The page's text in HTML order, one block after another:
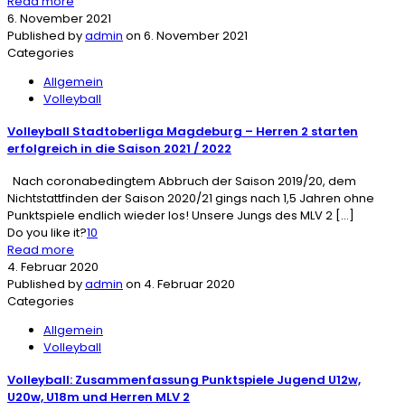
6. November 2021
Published byadmin on 6. November 2021
Categories
Allgemein
Volleyball
Volleyball Stadtoberliga Magdeburg – Herren 2 starten
erfolgreich in die Saison 2021 / 2022
Nach coronabedingtem Abbruch der Saison 2019/20, dem
Nichtstattfinden der Saison 2020/21 gings nach 1,5 Jahren ohne
Punktspiele endlich wieder los! Unsere Jungs des MLV 2 […]
Do you like it?10
Read more
4. Februar 2020
Published byadmin on 4. Februar 2020
Categories
Allgemein
Volleyball
Volleyball: Zusammenfassung Punktspiele Jugend U12w,
U20w, U18m und Herren MLV 2